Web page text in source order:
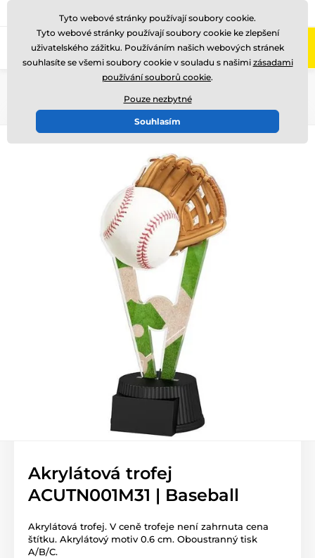
Zavolejte nám (Po-Pá 8-17)
Akrylátová trofej
ACUTN001M31 | Baseball
Akrylátová trofej. V ceně trofeje není zahrnuta cena
štítku. Akrylátový motiv 0.6 cm. Oboustranný tisk
A/B/C.
Tyto webové stránky používají soubory cookie.
Tyto webové stránky používají soubory cookie ke zlepšení
uživatelského zážitku. Používáním našich webových stránek
souhlasíte se všemi soubory cookie v souladu s našimi zásadami
používání souborů cookie.
Pouze nezbytné
Souhlasím